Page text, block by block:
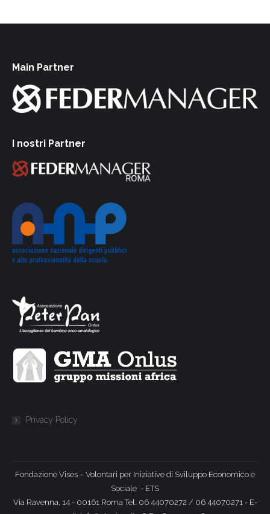
Main Partner
I nostri Partner
Privacy Policy
Fondazione Vises – Volontari per Iniziative di Sviluppo Economico e
Sociale - ETS
Via Ravenna, 14 - 00161 Roma Tel. 06 44070272 / 06 44070271 - E-